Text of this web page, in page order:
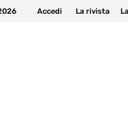
Accedi La rivista